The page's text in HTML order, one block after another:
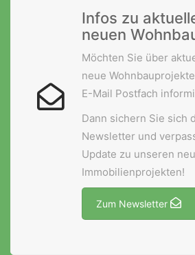
Infos zu
neuen
Möchten Sie über
neue
E-Mail Postfach
Dann sichern Sie sich
Newsletter und
Update zu unseren
Immobilienprojekten!
Zum Newsletter
WeiserLeben GmbH
Bergheimerstraße 45
office@weiserleben.at
+43(0) 664 244 88 38
Wir schaffen Lebensräume, die die